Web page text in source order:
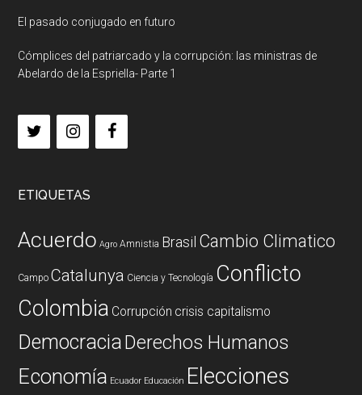
El pasado conjugado en futuro
Cómplices del patriarcado y la corrupción: las ministras de
Abelardo de la Espriella- Parte 1
ETIQUETAS
Acuerdo Agro Amnistia Brasil Cambio Climatico
Campo Catalunya Ciencia y Tecnología Conflicto
Colombia Corrupción crisis capitalismo
DemocraciaDerechos Humanos
Economía Ecuador Educación Elecciones